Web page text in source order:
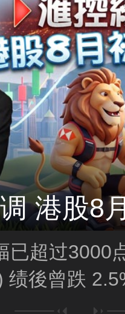
港股8
已超过3000
绩後曾跌